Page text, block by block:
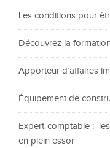
Les conditions pour
Découvrez la
Apporteur d’affaires
Équipement de
Expert-comptable :
en plein essor